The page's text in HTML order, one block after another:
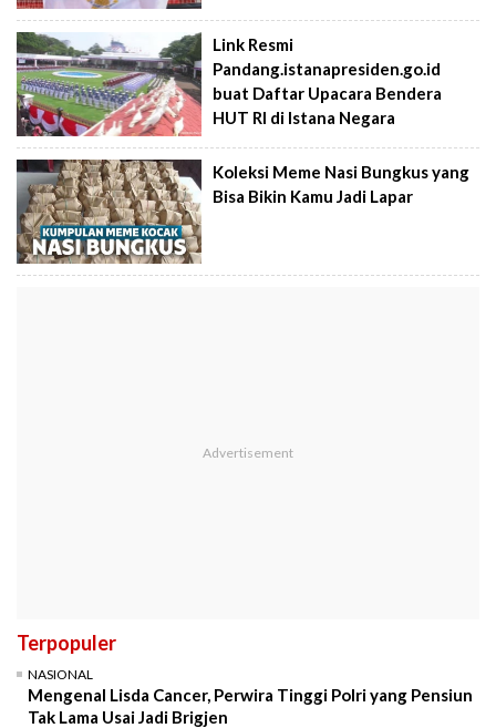
Link Resmi
Pandang.istanapresiden.go.id
buat Daftar Upacara Bendera
HUT RI di Istana Negara
Koleksi Meme Nasi Bungkus yang
Bisa Bikin Kamu Jadi Lapar
Terpopuler
NASIONAL
Mengenal Lisda Cancer, Perwira Tinggi Polri yang Pensiun
Tak Lama Usai Jadi Brigjen